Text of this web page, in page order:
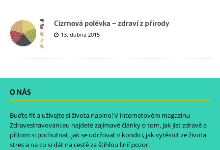
Cizrnová polévka – zdraví z přírody
13. dubna 2015
O NÁS
Buďte fit a užívejte si života naplno! V internetovém magazínu
Zdravestravovani.eu najdete zajímavé články o tom, jak jíst zdravě a
přitom si pochutnat, jak se udržovat v kondici, jak vytěsnit ze života
stres a na co si dát na cestě za štíhlou linií pozor.